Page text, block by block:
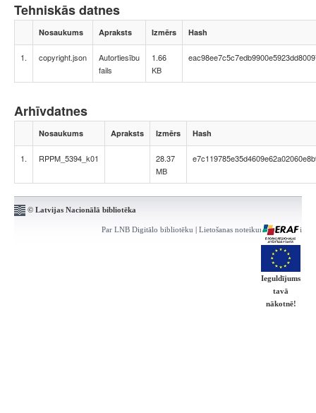
Tehniskās datnes
Nosaukums Apraksts Izmērs Hash
1. copyright.json
Autortiesību
fails
1.66
KB
Arhīvdatnes
Nosaukums Apraksts Izmērs Hash
1. RPPM_5394_k01
28.37
MB
© Latvijas Nacionālā bibliotēka
Par LNB Digitālo bibliotēku | Lietošanas noteikumi | Kontakti
Ieguldījums
tavā
nākotnē!